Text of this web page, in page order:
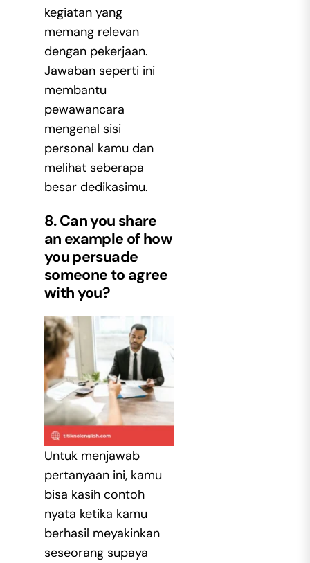
kegiatan yang
memang relevan
dengan pekerjaan.
Jawaban seperti ini
membantu
pewawancara
mengenal sisi
personal kamu dan
melihat seberapa
besar dedikasimu.
8. Can you share
an example of how
you persuade
someone to agree
with you?
Untuk menjawab
pertanyaan ini, kamu
bisa kasih contoh
nyata ketika kamu
berhasil meyakinkan
seseorang supaya